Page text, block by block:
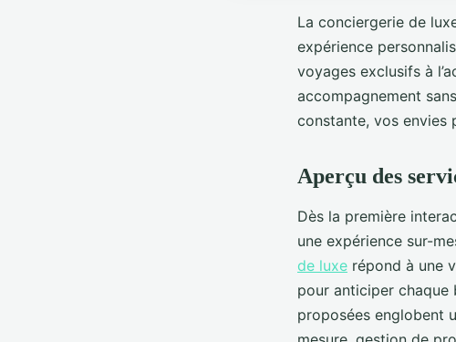
La conciergerie de
expérience
voyages exclusifs à
accompagnement
constante, vos envies
Aperçu des
Dès la première
une expérience sur-
de luxe répond à une
pour anticiper chaque
proposées englobent